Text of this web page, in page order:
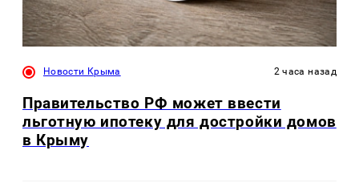
Новости Крыма 2 часа назад
Правительство РФ может ввести
льготную ипотеку для достройки домов
в Крыму